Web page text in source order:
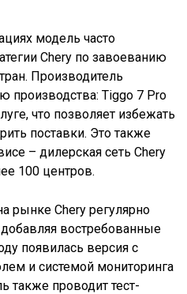
модель часто
Chery по завоеванию
Производитель
производства: Tiggo 7 Pro
что позволяет избежать
поставки. Это также
– дилерская сеть Chery
100 центров.
рынке Chery регулярно
востребованные
появилась версия с
и системой мониторинга
также проводит тест-